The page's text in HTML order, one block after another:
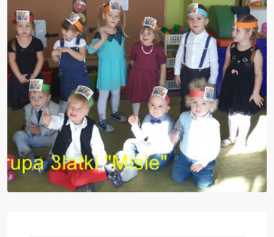
Zajęcia pozalekcyjne
Konkursy
Wszystko o wszawicy
Dla nauczycieli
Kadra nauczycielska
Aktywna tablica
Do pobrania - nauczyciele
27 stycznia- Międzynarodowy Dzień Pamięci
o Ofiarach Holokaustu